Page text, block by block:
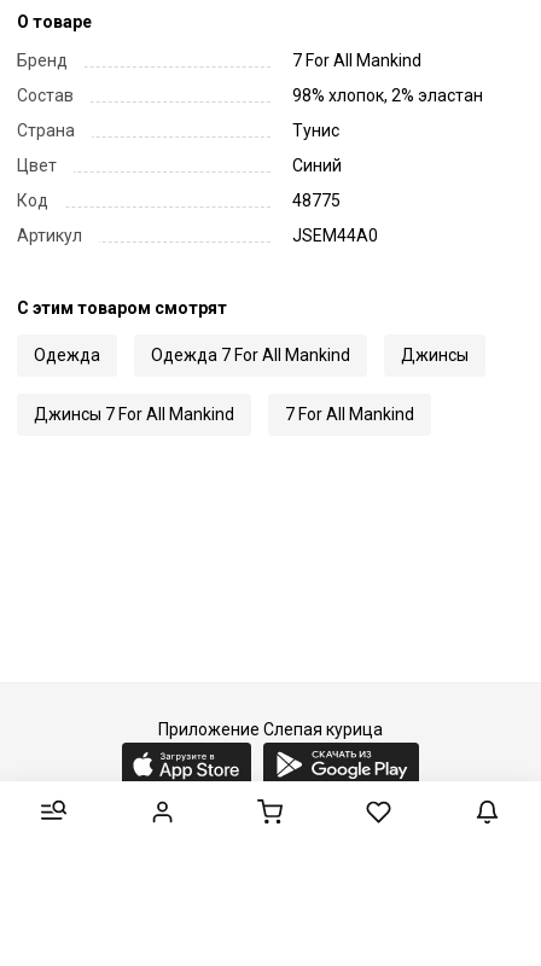
О товаре
Бренд
7 For All Mankind
Состав
98% хлопок, 2% эластан
Страна
Тунис
Цвет
Синий
Код
48775
Артикул
JSEM44A0
С этим товаром смотрят
Одежда Одежда 7 For All Mankind Джинсы
Джинсы 7 For All Mankind 7 For All Mankind
Приложение Слепая курица
2015-2026 © Слепая курица - fashion concept store.